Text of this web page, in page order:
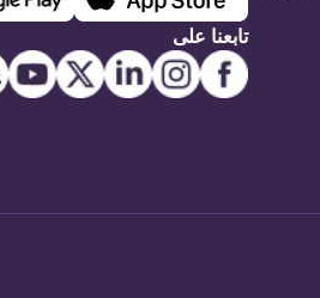
تابعنا على